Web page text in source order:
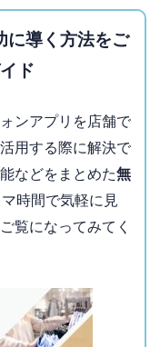
に導く方法をご
ド
ンアプリを店舗で
用する際に解決で
などをまとめた無
時間で気軽に見
覧になってみてく